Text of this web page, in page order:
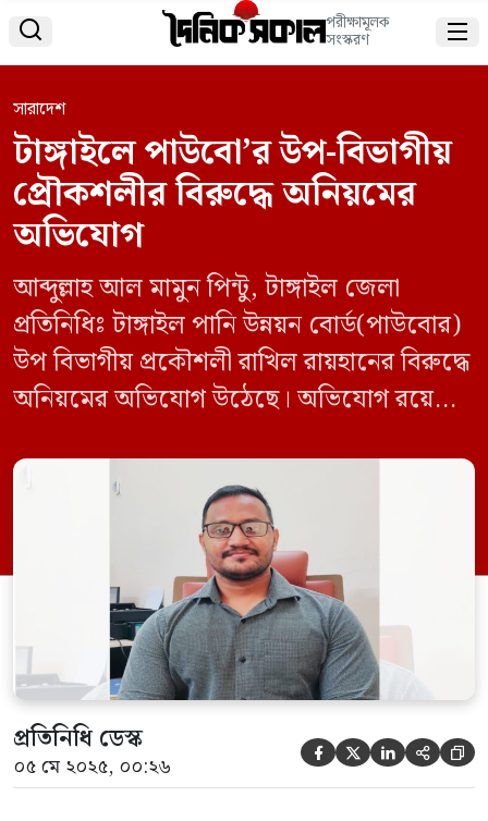
 পরীক্ষামূলক
সংস্করণ 
সারাদেশ
টাঙ্গাইলে পাউবো’র উপ-বিভাগীয়
প্রৌকশলীর বিরুদ্ধে অনিয়মের
অভিযোগ
আব্দুল্লাহ আল মামুন পিন্টু, টাঙ্গাইল জেলা
প্রতিনিধিঃ টাঙ্গাইল পানি উন্নয়ন বোর্ড(পাউবোর)
উপ বিভাগীয় প্রকৌশলী রাখিল রায়হানের বিরুদ্ধে
অনিয়মের অভিযোগ উঠেছে। অভিযোগ রয়েছে
কেটে রাতের আঁধারে বিক্রি করছে একটি মহল।
সেই মহলের সাথে আতাত করে শহর রক্ষা বাঁধ
দিয়ে দেদারছে চলছে দশ চাকার গাড়ি। এতে শহর
নক্ষা বাঁধটি খানাখন্দে […]
প্রতিনিধি ডেস্ক
০৫ মে ২০২৫, ০০:২৬     